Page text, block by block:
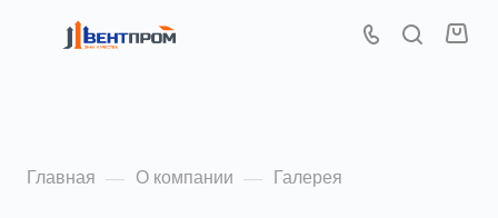
Главная — О компании — Галерея